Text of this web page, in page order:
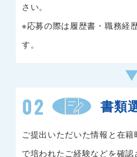
さい。
※応募の際は履歴書・職務経
す。
02 書類
ご提出いただいた情報と在
で培われたご経験などを確認